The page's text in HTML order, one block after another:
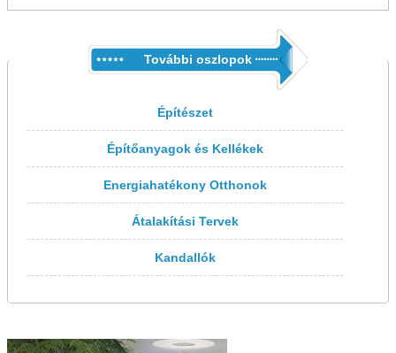
További oszlopok
Építészet
Építőanyagok és Kellékek
Energiahatékony Otthonok
Átalakítási Tervek
Kandallók